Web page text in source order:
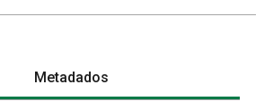
Metadados